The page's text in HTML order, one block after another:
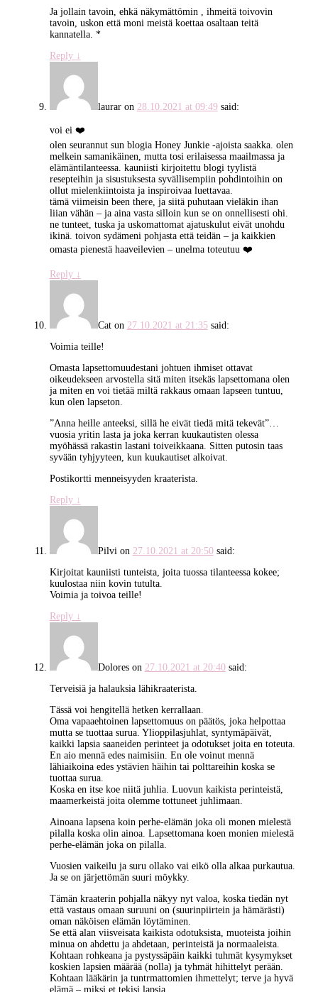
Ja jollain tavoin, ehkä näkymättömin , ihmeitä toivovin
tavoin, uskon että moni meistä koettaa osaltaan teitä
kannatella. *
Reply ↓
lauraron 28.10.2021 at 09:49 said:
voi ei ❤️
olen seurannut sun blogia Honey Junkie -ajoista saakka. olen
melkein samanikäinen, mutta tosi erilaisessa maailmassa ja
elämäntilanteessa. kauniisti kirjoitettu blogi tyylistä
resepteihin ja sisustuksesta syvällisempiin pohdintoihin on
ollut mielenkiintoista ja inspiroivaa luettavaa.
tämä viimeisin been there, ja siitä puhutaan vieläkin ihan
liian vähän – ja aina vasta silloin kun se on onnellisesti ohi.
ne tunteet, tuska ja uskomattomat ajatuskulut eivät unohdu
ikinä. toivon sydämeni pohjasta että teidän – ja kaikkien
omasta pienestä haaveilevien – unelma toteutuu ❤️
Reply ↓
Caton 27.10.2021 at 21:35 said:
Voimia teille!
Omasta lapsettomuudestani johtuen ihmiset ottavat
oikeudekseen arvostella sitä miten itsekäs lapsettomana olen
ja miten en voi tietää miltä rakkaus omaan lapseen tuntuu,
kun olen lapseton.
”Anna heille anteeksi, sillä he eivät tiedä mitä tekevät”…
vuosia yritin lasta ja joka kerran kuukautisten olessa
myöhässä rakastin lastani toiveikkaana. Sitten putosin taas
syvään tyhjyyteen, kun kuukautiset alkoivat.
Postikortti menneisyyden kraaterista.
Reply ↓
Pilvi on 27.10.2021 at 20:50 said:
Kirjoitat kauniisti tunteista, joita tuossa tilanteessa kokee;
kuulostaa niin kovin tutulta.
Voimia ja toivoa teille!
Reply ↓
Doloreson 27.10.2021 at 20:40 said:
Terveisiä ja halauksia lähikraaterista.
Tässä voi hengitellä hetken kerrallaan.
Oma vapaaehtoinen lapsettomuus on päätös, joka helpottaa
mutta se tuottaa surua. Ylioppilasjuhlat, syntymäpäivät,
kaikki lapsia saaneiden perinteet ja odotukset joita en toteuta.
En aio mennä edes naimisiin. En ole voinut mennä
lähiaikoina edes ystävien häihin tai polttareihin koska se
tuottaa surua.
Koska en itse koe niitä juhlia. Luovun kaikista perinteistä,
maamerkeistä joita olemme tottuneet juhlimaan.
Ainoana lapsena koin perhe-elämän joka oli monen mielestä
pilalla koska olin ainoa. Lapsettomana koen monien mielestä
perhe-elämän joka on pilalla.
Vuosien vaikeilu ja suru ollako vai eikö olla alkaa purkautua.
Ja se on järjettömän suuri möykky.
Tämän kraaterin pohjalla näkyy nyt valoa, koska tiedän nyt
että vastaus omaan suruuni on (suurinpiirtein ja hämärästi)
oman näköisen elämän löytäminen.
Se että alan viisveisata kaikista odotuksista, muoteista joihin
minua on ahdettu ja ahdetaan, perinteistä ja normaaleista.
Kohtaan rohkeana ja pystyssäpäin kaikki tuhmät kysymykset
koskien lapsien määrää (nolla) ja tyhmät hihittelyt perään.
Kohtaan lääkärin ja tuntrmattomien ihmettelyt; terve ja hyvä
elämä – miksi et tekisi lapsia.